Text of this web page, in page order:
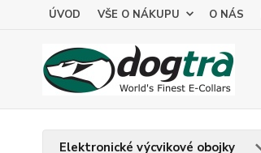
ÚVOD VŠE O NÁKUPU O NÁS
Elektronické výcvikové obojky